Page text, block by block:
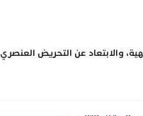
والابتعاد عن التحريض العنصري